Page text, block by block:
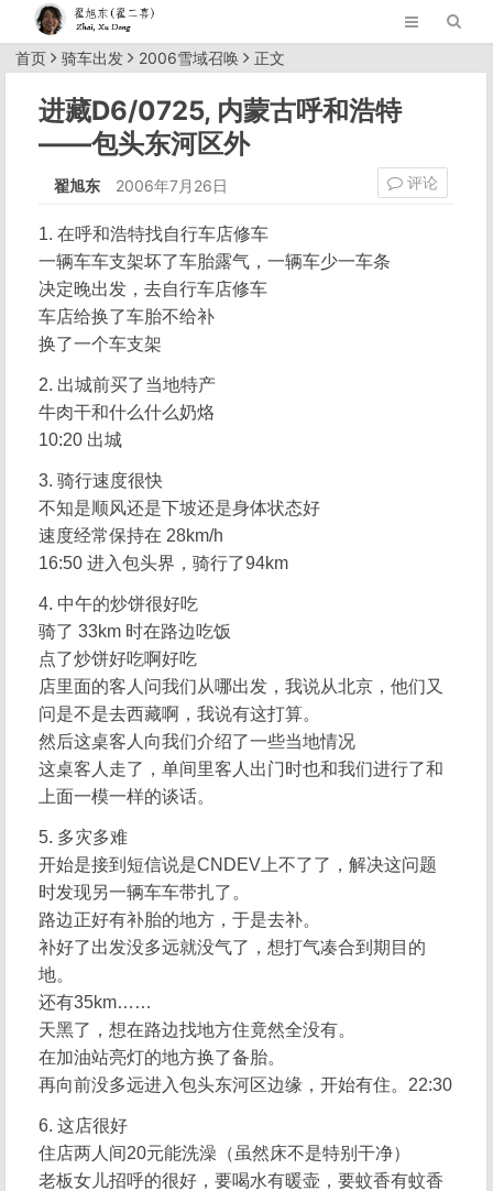
首页 骑车出发 2006雪域召唤 正文
进藏D6/0725, 内蒙古呼和浩特
——包头东河区外
翟旭东 2006年7月26日 评论
1. 在呼和浩特找自行车店修车
一辆车车支架坏了车胎露气，一辆车少一车条
决定晚出发，去自行车店修车
车店给换了车胎不给补
换了一个车支架
2. 出城前买了当地特产
牛肉干和什么什么奶烙
10:20 出城
3. 骑行速度很快
不知是顺风还是下坡还是身体状态好
速度经常保持在 28km/h
16:50 进入包头界，骑行了94km
4. 中午的炒饼很好吃
骑了 33km 时在路边吃饭
点了炒饼好吃啊好吃
店里面的客人问我们从哪出发，我说从北京，他们又
问是不是去西藏啊，我说有这打算。
然后这桌客人向我们介绍了一些当地情况
这桌客人走了，单间里客人出门时也和我们进行了和
上面一模一样的谈话。
5. 多灾多难
开始是接到短信说是CNDEV上不了了，解决这问题
时发现另一辆车车带扎了。
路边正好有补胎的地方，于是去补。
补好了出发没多远就没气了，想打气凑合到期目的
地。
还有35km……
天黑了，想在路边找地方住竟然全没有。
在加油站亮灯的地方换了备胎。
再向前没多远进入包头东河区边缘，开始有住。22:30
6. 这店很好
住店两人间20元能洗澡（虽然床不是特别干净）
老板女儿招呼的很好，要喝水有暖壶，要蚊香有蚊香